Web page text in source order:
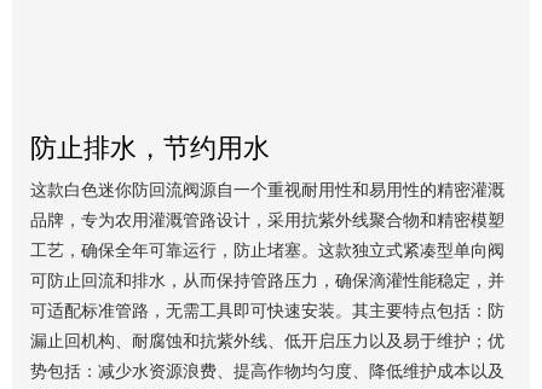
防止排水，节约用水
这款白色迷你防回流阀源自一个重视耐用性和易用性的精密灌溉
品牌，专为农用灌溉管路设计，采用抗紫外线聚合物和精密模塑
工艺，确保全年可靠运行，防止堵塞。这款独立式紧凑型单向阀
可防止回流和排水，从而保持管路压力，确保滴灌性能稳定，并
可适配标准管路，无需工具即可快速安装。其主要特点包括：防
漏止回机构、耐腐蚀和抗紫外线、低开启压力以及易于维护；优
势包括：减少水资源浪费、提高作物均匀度、降低维护成本以及